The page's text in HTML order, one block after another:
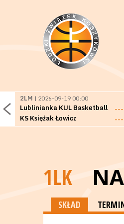
2LM | 2026-09-19 00:00
Lublinianka KUL Basketball
---
KS Księżak Łowicz
---
1LK
SKŁAD